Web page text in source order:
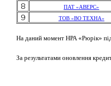
8 ПАТ «АВЕРС»
9 ТОВ «ВО ТЕХНА»
На даний момент НРА «Рюрік»
За результатами оновлення